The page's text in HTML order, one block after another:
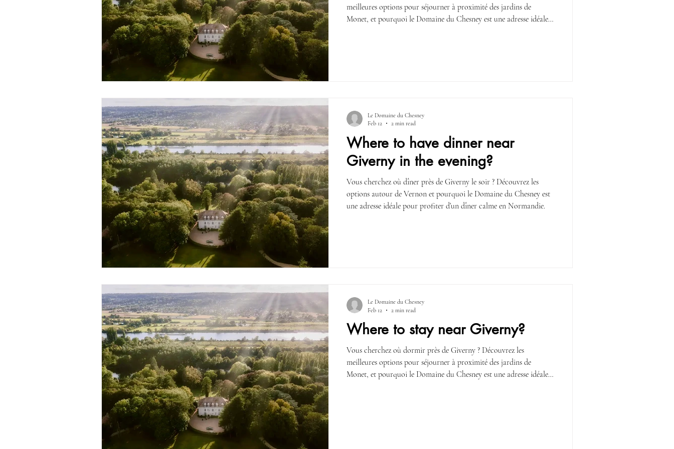
meilleures options pour séjourner à proximité des jardins de
Monet, et pourquoi le Domaine du Chesney est une adresse idéale
Where to have dinner near
Giverny in the evening?
Vous cherchez où dîner près de Giverny le soir ? Découvrez les
options autour de Vernon et pourquoi le Domaine du Chesney est
une adresse idéale pour profiter d’un dîner calme en Normandie.
Le Domaine du Chesney
Feb 12
2 min read
Where to stay near Giverny?
Vous cherchez où dormir près de Giverny ? Découvrez les
meilleures options pour séjourner à proximité des jardins de
Monet, et pourquoi le Domaine du Chesney est une adresse idéale
Le Domaine du Chesney
Feb 12
2 min read